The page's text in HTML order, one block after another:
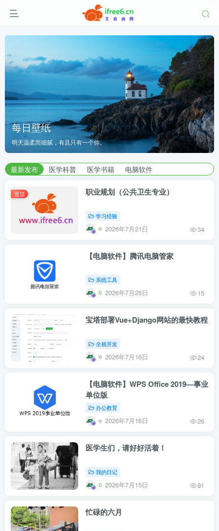
每日壁纸
明天温柔而细腻，有且只有一个你。
湖南师范大学
研究生院 |医学部
每日壁纸
明天温柔而细腻，有且只有一个你。
师范大学
生院|医学部
最新发布 医学科普 医学书籍 电脑软件
置顶 职业规划（公共卫生专业）
学习经验
2026年7月21日 34
【电脑软件】腾讯电脑管家
系统工具
2026年7月28日 15
宝塔部署Vue+Django网站的最快教程
全栈开发
2026年7月16日 24
【电脑软件】WPS Office 2019—事业
单位版
办公教育
2026年7月16日 26
医学生们，请好好活着！
我的日记
2026年7月15日 91
忙碌的六月